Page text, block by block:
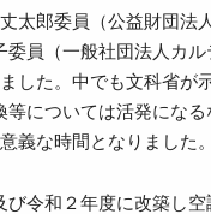
太郎委員（公益財団法
員（一般社団法人カ
した。中でも文科省が
については活発にな
義な時間となりました。
令和２年度に改築し